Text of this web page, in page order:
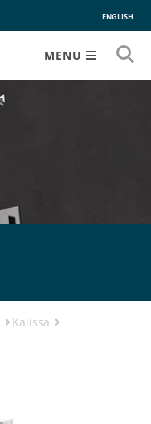
ENGLISH
MENU
Kalissa